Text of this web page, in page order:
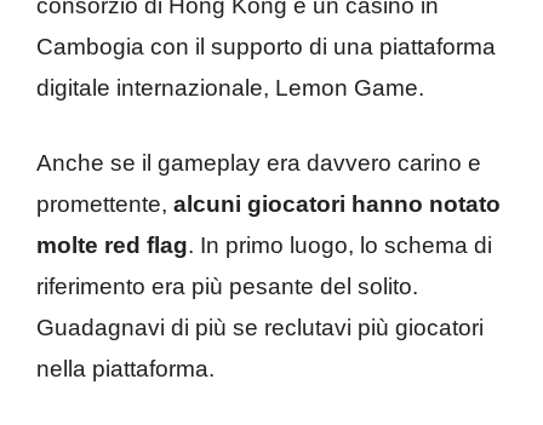
consorzio di Hong Kong e un casinò in
Cambogia con il supporto di una piattaforma
digitale internazionale, Lemon Game.
Anche se il gameplay era davvero carino e
promettente, alcuni giocatori hanno notato
molte red flag. In primo luogo, lo schema di
riferimento era più pesante del solito.
Guadagnavi di più se reclutavi più giocatori
nella piattaforma.